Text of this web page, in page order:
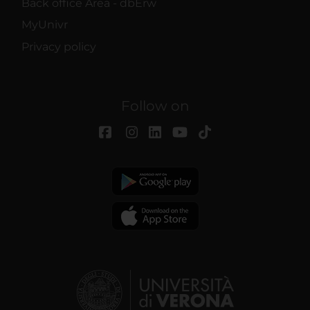
Back office Area - dbErw
MyUnivr
Privacy policy
Follow on